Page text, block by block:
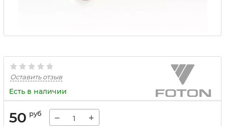
Оставить отзыв
Есть в наличии
50 руб − +